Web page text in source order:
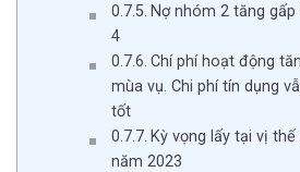
Nợ nhóm 2 tăng
4
Chí phí hoạt động
mùa vụ. Chi phí tín dụng
tốt
Kỳ vọng lấy tại vị
năm 2023